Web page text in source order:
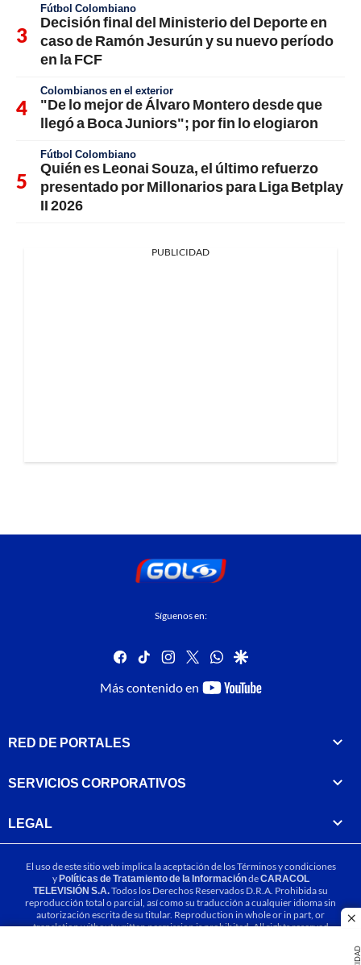
Fútbol Colombiano
Decisión final del Ministerio del Deporte en
caso de Ramón Jesurún y su nuevo período
en la FCF
Colombianos en el exterior
"De lo mejor de Álvaro Montero desde que
llegó a Boca Juniors"; por fin lo elogiaron
Fútbol Colombiano
Quién es Leonai Souza, el último refuerzo
presentado por Millonarios para Liga Betplay
II 2026
PUBLICIDAD
Síguenos en:
facebook
tiktok instagram
twitterwhatsapp
google
Más contenido en
youtube-
RED DE PORTALES
SERVICIOS CORPORATIVOS
LEGAL
El uso de este sitio web implica la aceptación de losTérminos y condiciones
yPolíticas de Tratamiento de la InformacióndeCARACOL
TELEVISIÓN S.A.Todos los Derechos Reservados D.R.A. Prohibida su
reproducción total o parcial, así como su traducción a cualquier idioma sin
autorización escrita de su titular. Reproduction in whole or in part, or
translation without written permission is prohibited. All rights reserved